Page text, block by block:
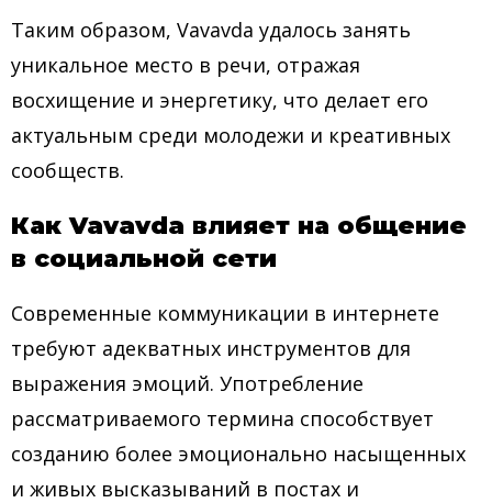
Таким образом, Vavavda удалось занять
уникальное место в речи, отражая
восхищение и энергетику, что делает его
актуальным среди молодежи и креативных
сообществ.
Как Vavavda влияет на общение
в социальной сети
Современные коммуникации в интернете
требуют адекватных инструментов для
выражения эмоций. Употребление
рассматриваемого термина способствует
созданию более эмоционально насыщенных
и живых высказываний в постах и